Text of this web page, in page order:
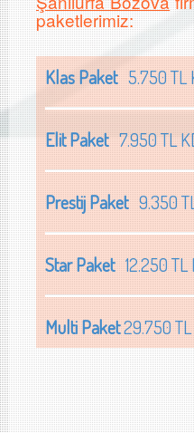
paketlerimiz:
Klas Paket5.750 TL
Elit Paket7.950 TL
Prestij Paket9.350
Star Paket12.250 TL
Multi Paket29.750